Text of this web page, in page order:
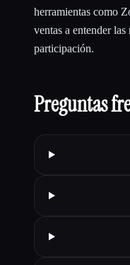
herramientas como
ventas a entender las
participación.
Preguntas